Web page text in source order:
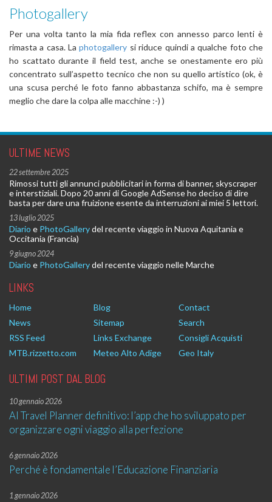
Photogallery
Per una volta tanto la mia fida reflex con annesso parco lenti è
rimasta a casa. Laphotogallery si riduce quindi a qualche foto che
ho scattato durante il field test, anche se onestamente ero più
concentrato sull’aspetto tecnico che non su quello artistico (ok, è
una scusa perché le foto fanno abbastanza schifo, ma è sempre
meglio che dare la colpa alle macchine :-) )
ULTIME NEWS
22 settembre 2025
Rimossi tutti gli annunci pubblicitari in forma di banner, skyscraper
e interstiziali. Dopo 20 anni di Google AdSense ho deciso di dire
basta per dare una fruizione esente da interruzioni ai miei 5 lettori.
13 luglio 2025
Diario e PhotoGallerydel recente viaggio in Nuova Aquitania e
Occitania (Francia)
9 giugno 2024
Diario e PhotoGallerydel recente viaggio nelle Marche
LINKS
Home Blog
Contact
News
Sitemap
Search
RSS Feed
Links Exchange
Consigli Acquisti
MTB.rizzetto.com
Meteo Alto Adige Geo Italy
ULTIMI POST DAL BLOG
10 gennaio 2026
AI Travel Planner definitivo: l’app che ho sviluppato per
organizzare ogni viaggio alla perfezione
6 gennaio 2026
Perché è fondamentale l’Educazione Finanziaria
1 gennaio 2026